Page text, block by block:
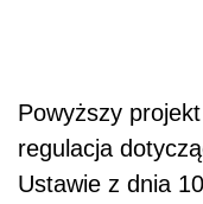
Powyższy
regulacja
Ustawie z dnia